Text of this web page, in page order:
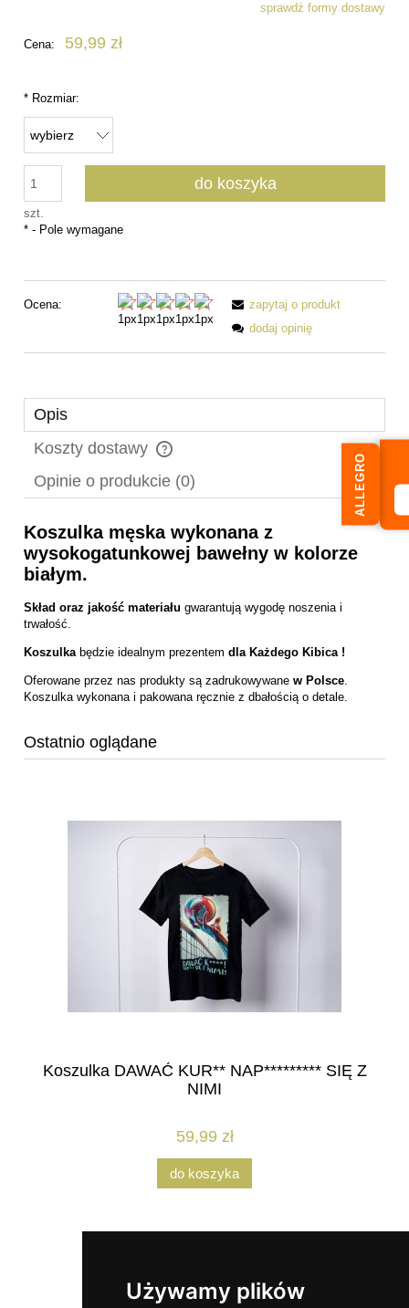
Używamy plików
Cena nie zawiera ewentualnych kosztów płatnościsprawdź formy dostawy
Cena: 59,99 zł
* Rozmiar:
szt.
do koszyka
* - Pole wymagane
Ocena:
zapytaj o produkt
dodaj opinię
Opis
Koszty dostawy
Cena nie zawiera ewentualnych kosztów płatności
Opinie o produkcie (0)
Koszulka męska wykonana z
wysokogatunkowej bawełny w kolorze
białym.
Skład oraz jakość materiału gwarantują wygodę noszenia i
trwałość.
Koszulkabędzie idealnym prezentem dla Każdego Kibica !
Oferowane przez nas produkty są zadrukowywane w Polsce.
Koszulka wykonana i pakowana ręcznie z dbałością o detale.
Ostatnio oglądane
Koszulka DAWAĆ KUR** NAP********* SIĘ Z
NIMI
59,99 zł
do koszyka
Pomoc
ALLEGRO